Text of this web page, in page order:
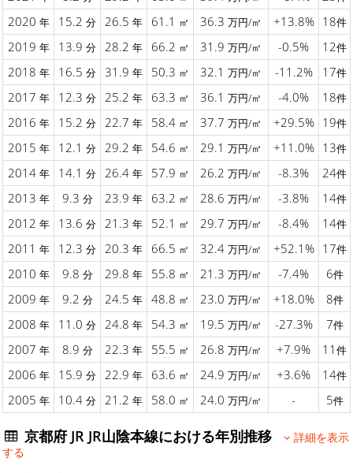
2020 年 15.2 分 26.5 年 61.1 ㎡ 36.3 万円/㎡ +13.8% 18件
2019 年 13.9 分 28.2 年 66.2 ㎡ 31.9 万円/㎡ -0.5% 12件
2018 年 16.5 分 31.9 年 50.3 ㎡ 32.1 万円/㎡ -11.2% 17件
2017 年 12.3 分 25.2 年 63.3 ㎡ 36.1 万円/㎡ -4.0% 18件
2016 年 15.2 分 22.7 年 58.4 ㎡ 37.7 万円/㎡ +29.5% 19件
2015 年 12.1 分 29.2 年 54.6 ㎡ 29.1 万円/㎡ +11.0% 13件
2014 年 14.1 分 26.4 年 57.9 ㎡ 26.2 万円/㎡ -8.3% 24件
2013 年 9.3 分 23.9 年 63.2 ㎡ 28.6 万円/㎡ -3.8% 14件
2012 年 13.6 分 21.3 年 52.1 ㎡ 29.7 万円/㎡ -8.4% 14件
2011 年 12.3 分 20.3 年 66.5 ㎡ 32.4 万円/㎡ +52.1% 17件
2010 年 9.8 分 29.8 年 55.8 ㎡ 21.3 万円/㎡ -7.4% 6件
2009 年 9.2 分 24.5 年 48.8 ㎡ 23.0 万円/㎡ +18.0% 8件
2008 年 11.0 分 24.8 年 54.3 ㎡ 19.5 万円/㎡ -27.3% 7件
2007 年 8.9 分 22.3 年 55.5 ㎡ 26.8 万円/㎡ +7.9% 11 件
2006 年 15.9 分 22.9 年 63.6 ㎡ 24.9 万円/㎡ +3.6% 14件
2005 年 10.4 分 21.2 年 58.0 ㎡ 24.0 万円/㎡ - 5件
京都府 JR JR山陰本線における年別推移
詳細を表示
する